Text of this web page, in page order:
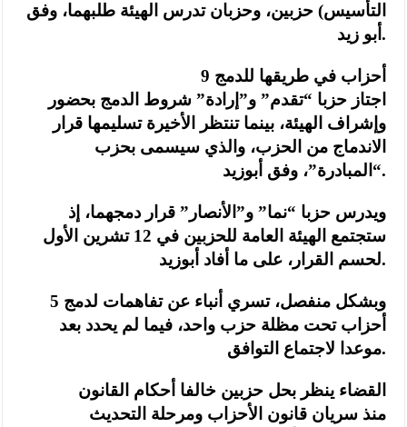
التأسيس) حزبين، وحزبان تدرس الهيئة طلبهما، وفق
أبو زيد.
9 أحزاب في طريقها للدمج
اجتاز حزبا “تقدم” و”إرادة” شروط الدمج بحضور
وإشراف الهيئة، بينما تنتظر الأخيرة تسليمها قرار
الاندماج من الحزب، والذي سيسمى بحزب
“المبادرة”، وفق أبوزيد.
ويدرس حزبا “نما” و”الأنصار” قرار دمجهما، إذ
ستجتمع الهيئة العامة للحزبين في 12 تشرين الأول
لحسم القرار، على ما أفاد أبوزيد.
وبشكل منفصل، تسري أنباء عن تفاهمات لدمج 5
أحزاب تحت مظلة حزب واحد، فيما لم يحدد بعد
موعدا لاجتماع التوافق.
القضاء ينظر بحل حزبين خالفا أحكام القانون
منذ سريان قانون الأحزاب ومرحلة التحديث